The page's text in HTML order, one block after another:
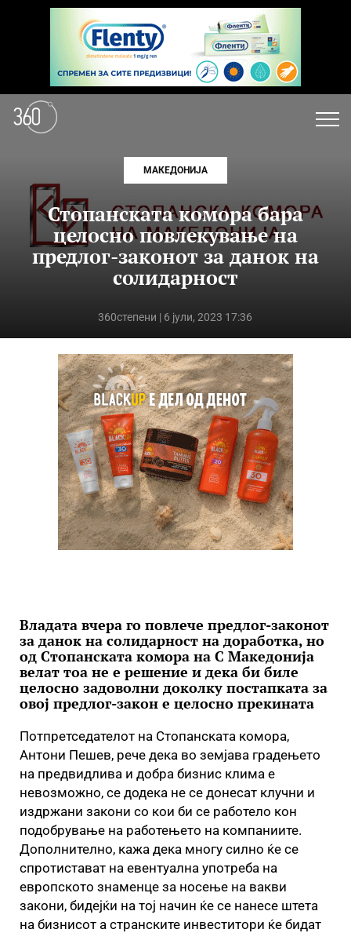
МАКЕДОНИЈА
Стопанската комора бара
целосно повлекување на
предлог-законот за данок на
солидарност
360степени | 6 јули, 2023 17:36
Владата вчера го повлече предлог-законот
за данок на солидарност на доработка, но
од Стопанската комора на С Македонија
велат тоа не е решение и дека би биле
целосно задоволни доколку постапката за
овој предлог-закон е целосно прекината
Потпретседателот на Стопанската комора,
Антони Пешев, рече дека во земјава градењето
на предвидлива и добра бизнис клима е
невозможно, се додека не се донесат клучни и
издржани закони со кои би се работело кон
подобрување на работењето на компаниите.
Дополнително, кажа дека многу силно ќе се
спротистават на евентуална употреба на
европското знаменце за носење на вакви
закони, бидејќи на тој начин ќе се нанесе штета
на бизнисот а странските инвеститори ќе бидат